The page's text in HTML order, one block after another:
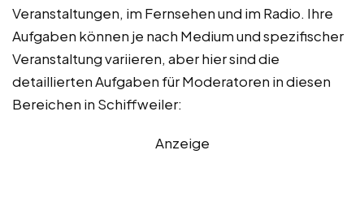
Veranstaltungen, im Fernsehen und im Radio. Ihre
Aufgaben können je nach Medium und spezifischer
Veranstaltung variieren, aber hier sind die
detaillierten Aufgaben für Moderatoren in diesen
Bereichen in Schiffweiler:
Anzeige